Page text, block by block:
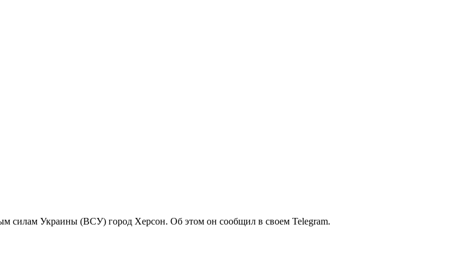
силам Украины (ВСУ) город Херсон. Об этом он сообщил в своем Telegram.